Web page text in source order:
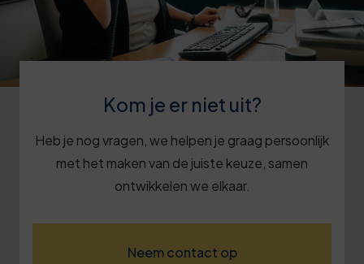
Kom je er niet uit?
Heb je nog vragen, we helpen je graag persoonlijk
met het maken van de juiste keuze, samen
ontwikkelen we elkaar.
Neem contact op